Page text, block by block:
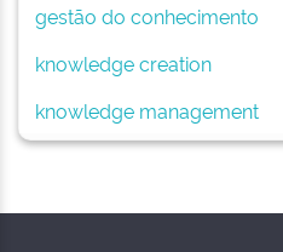
gestão do conhecimento
knowledge creation
knowledge management